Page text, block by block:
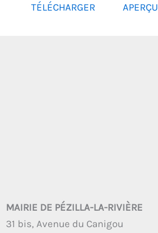
TÉLÉCHARGER APERÇU
MAIRIE DE PÉZILLA-LA-RIVIÈRE
31 bis, Avenue du Canigou